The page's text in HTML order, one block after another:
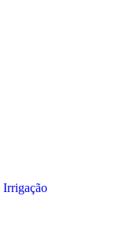
Irrigação